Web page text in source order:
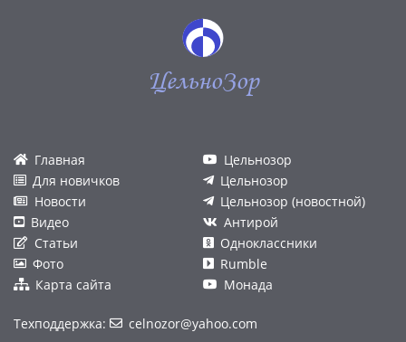
ЦельноЗор
Главная
Для новичков
Новости
Видео
Статьи
Фото
Карта сайта
Цельнозор
Цельнозор
Цельнозор (новостной)
Антирой
Одноклассники
Rumble
Монада
Техподдержка: celnozor@yahoo.com